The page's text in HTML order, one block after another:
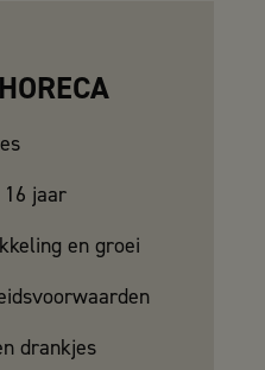
jaar
en groei
drankjes